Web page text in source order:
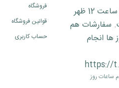
چت آنلاین سایت از ساعت 12 ظهر
سفارشات هم
ها انجام
https://
فروشگاه
قوانین فروشگاه
حساب کاربری